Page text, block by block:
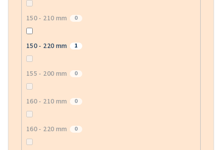
150 - 210 mm 0
150 - 220 mm 1
155 - 200 mm 0
160 - 210 mm 0
160 - 220 mm 0